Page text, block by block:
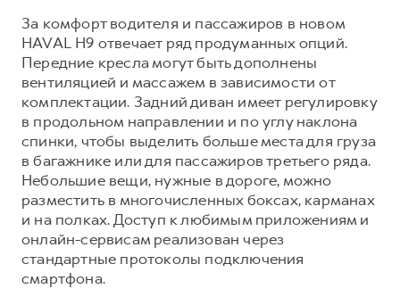
За комфорт водителя и пассажиров в новом
HAVAL H9 отвечает ряд продуманных опций.
Передние кресла могут быть дополнены
вентиляцией и массажем в зависимости от
комплектации. Задний диван имеет регулировку
в продольном направлении и по углу наклона
спинки, чтобы выделить больше места для груза
в багажнике или для пассажиров третьего ряда.
Небольшие вещи, нужные в дороге, можно
разместить в многочисленных боксах, карманах
и на полках. Доступ к любимым приложениям и
онлайн-сервисам реализован через
стандартные протоколы подключения
смартфона.